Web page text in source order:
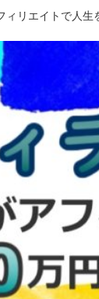
リエイトで人生